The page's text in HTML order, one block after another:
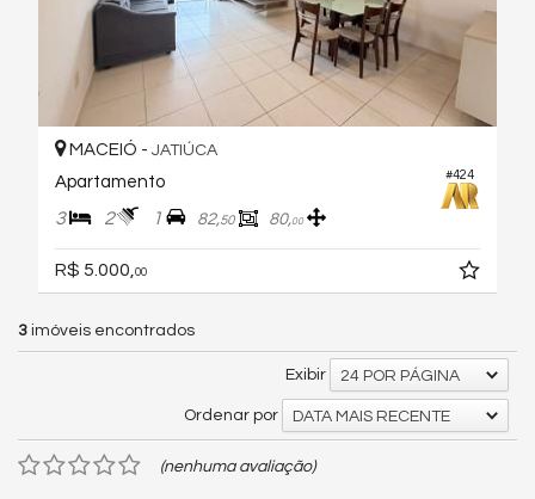
#424
MACEIÓ - JATIÚCA
Apartamento
3 2 1 82,50 80,00
R$ 5.000, 00
3 imóveis encontrados
Exibir 24 POR PÁGINA
Ordenar por DATA MAIS RECENTE
(nenhuma avaliação)